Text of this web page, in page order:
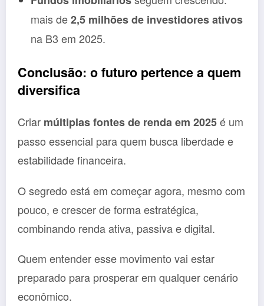
mais de2,5 milhões de investidores ativos
na B3 em 2025.
Conclusão: o futuro pertence a quem
diversifica
Criar múltiplas fontes de renda em 2025é um
passo essencial para quem busca liberdade e
estabilidade financeira.
O segredo está em começar agora, mesmo com
pouco, e crescer de forma estratégica,
combinando renda ativa, passiva e digital.
Quem entender esse movimento vai estar
preparado para prosperar em qualquer cenário
econômico.